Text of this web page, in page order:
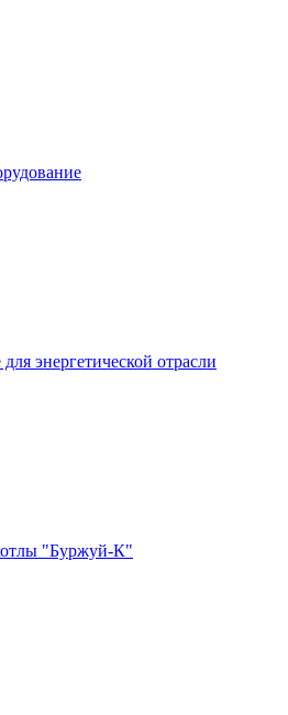
энергетической отрасли
"Буржуй-К"